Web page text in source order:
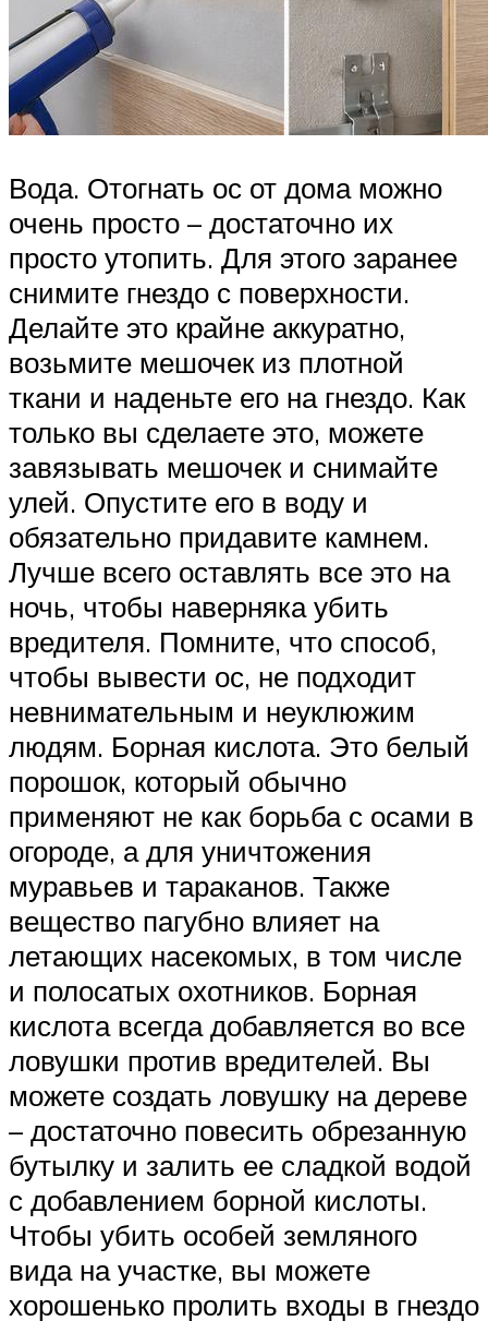
Вода. Отогнать ос от дома можно
очень просто – достаточно их
просто утопить. Для этого заранее
снимите гнездо с поверхности.
Делайте это крайне аккуратно,
возьмите мешочек из плотной
ткани и наденьте его на гнездо. Как
только вы сделаете это, можете
завязывать мешочек и снимайте
улей. Опустите его в воду и
обязательно придавите камнем.
Лучше всего оставлять все это на
ночь, чтобы наверняка убить
вредителя. Помните, что способ,
чтобы вывести ос, не подходит
невнимательным и неуклюжим
людям. Борная кислота. Это белый
порошок, который обычно
применяют не как борьба с осами в
огороде, а для уничтожения
муравьев и тараканов. Также
вещество пагубно влияет на
летающих насекомых, в том числе
и полосатых охотников. Борная
кислота всегда добавляется во все
ловушки против вредителей. Вы
можете создать ловушку на дереве
– достаточно повесить обрезанную
бутылку и залить ее сладкой водой
с добавлением борной кислоты.
Чтобы убить особей земляного
вида на участке, вы можете
хорошенько пролить входы в гнездо